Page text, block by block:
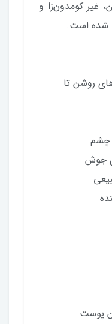
غیر کومدون‌زا و
شده است.
روشن تا
چشم
جوش
پوست